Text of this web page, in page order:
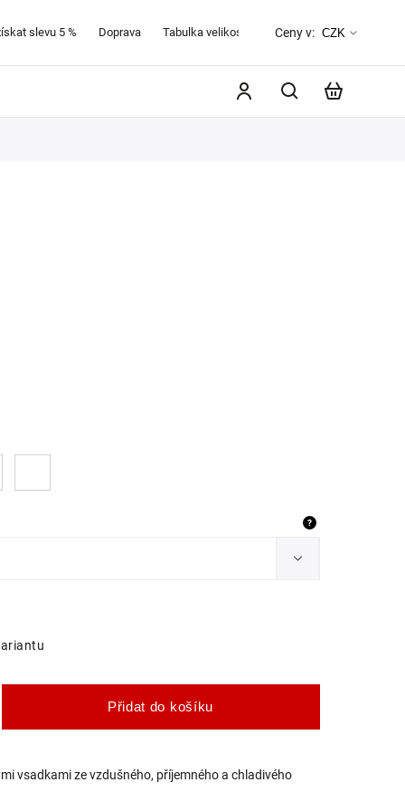
slevu 5 % Doprava Tabulka velikostí O značce Favab
Ceny v: CZK
?
Přidat do košíku
vsadkami ze vzdušného, příjemného a chladivého